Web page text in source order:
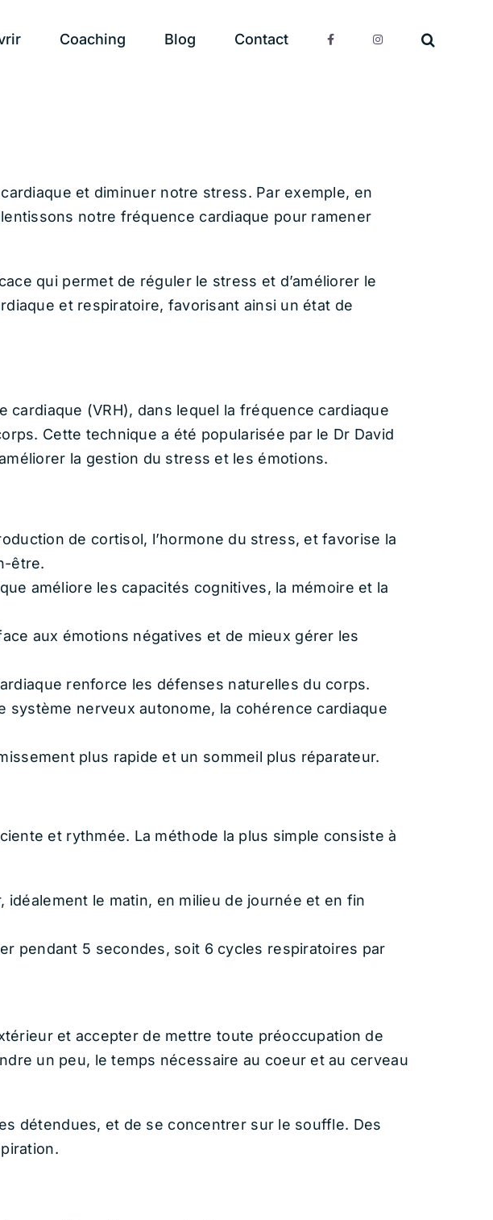
Coaching Blog Contact
et diminuer notre stress. Par exemple, en
notre fréquence cardiaque pour ramener
qui permet de réguler le stress et d’améliorer le
et respiratoire, favorisant ainsi un état de
(VRH), dans lequel la fréquence cardiaque
Cette technique a été popularisée par le Dr David
la gestion du stress et les émotions.
de cortisol, l’hormone du stress, et favorise la
être.
améliore les capacités cognitives, la mémoire et la
aux émotions négatives et de mieux gérer les
renforce les défenses naturelles du corps.
système nerveux autonome, la cohérence cardiaque
plus rapide et un sommeil plus réparateur.
et rythmée. La méthode la plus simple consiste à
le matin, en milieu de journée et en fin
pendant 5 secondes, soit 6 cycles respiratoires par
et accepter de mettre toute préoccupation de
un peu, le temps nécessaire au coeur et au cerveau
détendues, et de se concentrer sur le souffle. Des